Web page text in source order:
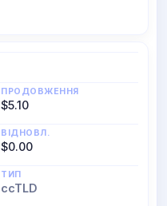
ПРОДОВЖЕННЯ
$5.10
ВІДНОВЛ.
$0.00
ТИП
ccTLD